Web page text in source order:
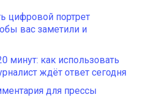
цифровой портрет
вас заметили и
минут: как использовать
ждёт ответ сегодня
для прессы